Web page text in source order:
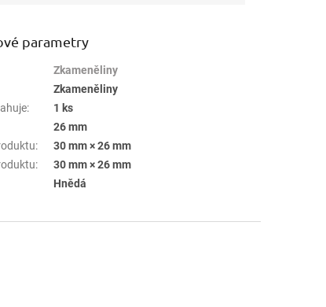
parametry
Zkameněliny
Zkameněliny
:
1 ks
26 mm
:
30 mm × 26 mm
:
30 mm × 26 mm
Hnědá